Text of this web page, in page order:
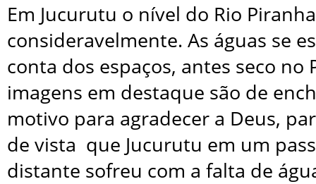
Em Jucurutu o nível do Rio
consideravelmente. As águas se
conta dos espaços, antes seco no
imagens em destaque são de
motivo para agradecer a Deus,
de vista que Jucurutu em um
distante sofreu com a falta de